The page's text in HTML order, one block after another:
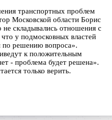
транспортных проблем
Московской области Борис
складывались отношения с
у подмосковных властей
по решению вопроса».
к положительным
- проблема будет решена».
только верить.